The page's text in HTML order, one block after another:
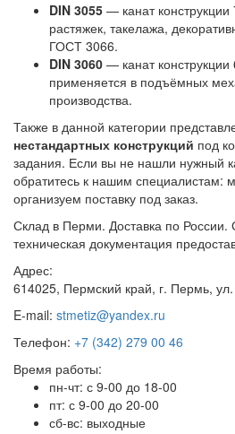
DIN 3055 — канат
растяжек, такелажа,
ГОСТ 3066.
DIN 3060 — канат
применяется в подъёмных
производства.
Также в данной категории
нестандартных конструкций под
задания. Если вы не нашли нужный
обратитесь к нашим специалистам:
организуем поставку под заказ.
Склад в Перми. Доставка по России.
техническая документация
Адрес:
614025, Пермский край, г. Пермь,
E-mail: stmetiz@yandex.ru
Телефон: +7 (342) 279 00 46
Время работы:
пн-чт: с 9-00 до 18-00
пт: с 9-00 до 20-00
сб-вс: выходные